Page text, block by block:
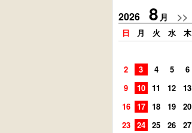
2026 8 月 >>
日 月 火 水 木
2
3 4 5 6
9
10 11 12 13
16
17 18 19 20
23
24 25 26 27